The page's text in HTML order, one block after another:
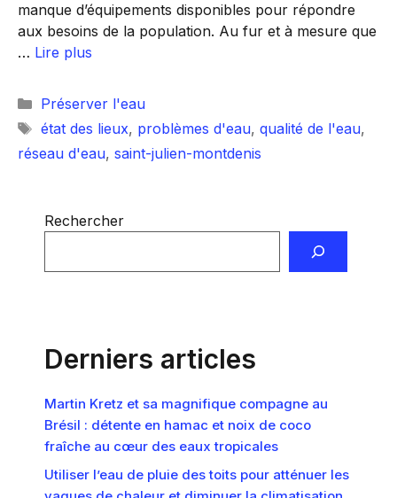
manque d’équipements disponibles pour répondre
aux besoins de la population. Au fur et à mesure que
… Lire plus
Catégories
Préserver l'eau
Étiquettes
état des lieux, problèmes d'eau, qualité de l'eau,
réseau d'eau, saint-julien-montdenis
Rechercher
Derniers articles
Martin Kretz et sa magnifique compagne au
Brésil : détente en hamac et noix de coco
fraîche au cœur des eaux tropicales
Utiliser l’eau de pluie des toits pour atténuer les